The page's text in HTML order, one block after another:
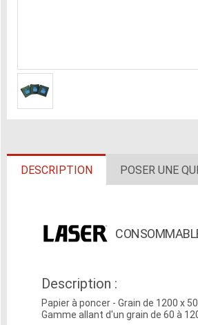
DESCRIPTION POSER UNE
Description :
Papier à poncer - Grain de 1200 x
Gamme allant d'un grain de 60 à